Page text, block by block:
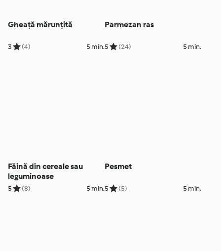
Gheață mărunțită
3 (4) 5 min.
Parmezan ras
5 (24) 5 min.
Făină din cereale sau
leguminoase
5 (8) 5 min.
Pesmet
5 (5) 5 min.